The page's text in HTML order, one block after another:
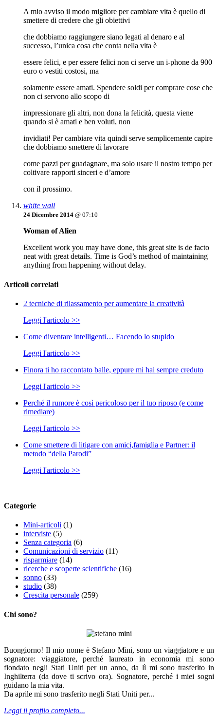
A mio avviso il modo migliore per cambiare vita è quello di
smettere di credere che gli obiettivi
che dobbiamo raggiungere siano legati al denaro e al
successo, l’unica cosa che conta nella vita è
essere felici, e per essere felici non ci serve un i-phone da 900
euro o vestiti costosi, ma
solamente essere amati. Spendere soldi per comprare cose che
non ci servono allo scopo di
impressionare gli altri, non dona la felicità, questa viene
quando si è amati e ben voluti, non
invidiati! Per cambiare vita quindi serve semplicemente capire
che dobbiamo smettere di lavorare
come pazzi per guadagnare, ma solo usare il nostro tempo per
coltivare rapporti sinceri e d’amore
con il prossimo.
white wall
24 Dicembre 2014 @ 07:10
Woman of Alien
Excellent work you may have done, this great site is de facto
neat with great details. Time is God’s method of maintaining
anything from happening without delay.
Articoli correlati
2 tecniche di rilassamento per aumentare la creatività
Leggi l'articolo >>
Come diventare intelligenti… Facendo lo stupido
Leggi l'articolo >>
Finora ti ho raccontato balle, eppure mi hai sempre creduto
Leggi l'articolo >>
Perché il rumore è così pericoloso per il tuo riposo (e come
rimediare)
Leggi l'articolo >>
Come smettere di litigare con amici,famiglia e Partner: il
metodo “della Parodi”
Leggi l'articolo >>
Categorie
Mini-articoli (1)
interviste (5)
Senza categoria (6)
Comunicazioni di servizio (11)
risparmiare (14)
ricerche e scoperte scientifiche (16)
sonno (33)
studio (38)
Crescita personale (259)
Chi sono?
Buongiorno! Il mio nome è Stefano Mini, sono un viaggiatore e un
sognatore: viaggiatore, perché laureato in economia mi sono
fiondato negli Stati Uniti per un anno, da lì mi sono trasferito in
Inghilterra (da dove ti scrivo ora). Sognatore, perché i miei sogni
guidano la mia vita.
Da aprile mi sono trasferito negli Stati Uniti per...
Leggi il profilo completo...